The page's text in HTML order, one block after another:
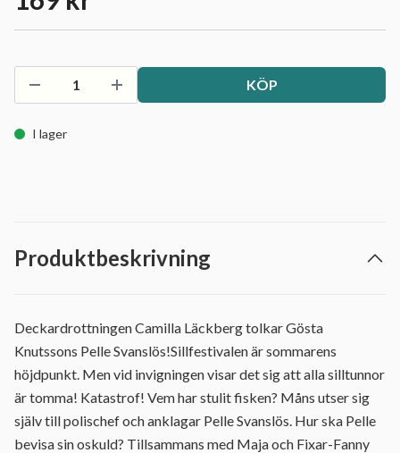
KÖP
I lager
Produktbeskrivning
Deckardrottningen Camilla Läckberg tolkar Gösta
Knutssons Pelle Svanslös!Sillfestivalen är sommarens
höjdpunkt. Men vid invigningen visar det sig att alla silltunnor
är tomma! Katastrof! Vem har stulit fisken? Måns utser sig
själv till polischef och anklagar Pelle Svanslös. Hur ska Pelle
bevisa sin oskuld? Tillsammans med Maja och Fixar-Fanny